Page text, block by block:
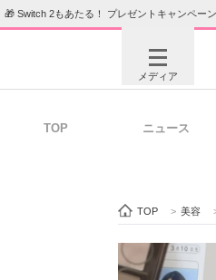
🎁 Switch 2もあたる！ プレゼントキャンペーン
メディア
ビジネスと
TOP ニュース
TOP > 美容